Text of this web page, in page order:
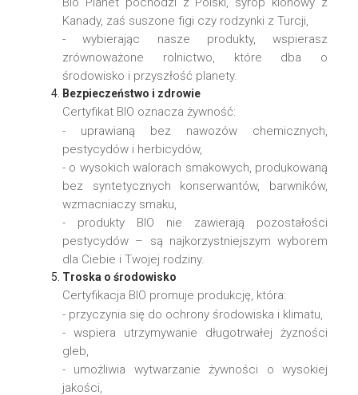
Kanady, zaś suszone figi czy rodzynki z Turcji,
- wybierając nasze produkty, wspierasz
zrównoważone rolnictwo, które dba o
środowisko i przyszłość planety.
Bezpieczeństwo i zdrowie
Certyfikat BIO oznacza żywność:
- uprawianą bez nawozów chemicznych,
pestycydów i herbicydów,
- o wysokich walorach smakowych, produkowaną
bez syntetycznych konserwantów, barwników,
wzmacniaczy smaku,
- produkty BIO nie zawierają pozostałości
pestycydów – są najkorzystniejszym wyborem
dla Ciebie i Twojej rodziny.
Troska o środowisko
Certyfikacja BIO promuje produkcję, która:
- przyczynia się do ochrony środowiska i klimatu,
- wspiera utrzymywanie długotrwałej żyzności
gleb,
- umożliwia wytwarzanie żywności o wysokiej
jakości,